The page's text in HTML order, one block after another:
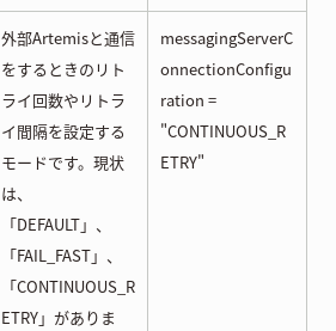
外部Artemisと通信
をするときのリト
ライ回数やリトラ
イ間隔を設定する
モードです。現状
は、
「DEFAULT」、
「FAIL_FAST」、
「CONTINUOUS_R
ETRY」がありま
messagingServerC
onnectionConfigu
ration =
"CONTINUOUS_R
ETRY"